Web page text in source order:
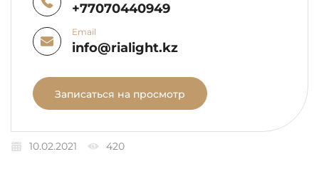
+77070440949
Email
info@rialight.kz
Записаться на просмотр
10.02.2021 420